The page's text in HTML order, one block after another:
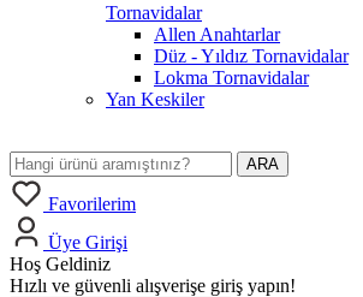
Tornavidalar
Allen Anahtarlar
Düz - Yıldız Tornavidalar
Lokma Tornavidalar
Yan Keskiler
ARA
Favorilerim
Üye Girişi
Hoş Geldiniz
Hızlı ve güvenli alışverişe giriş yapın!